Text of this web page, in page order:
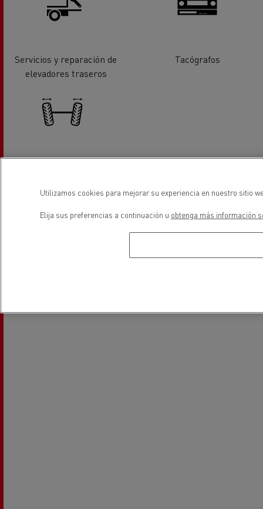
Servicios y reparación de
elevadores traseros
Tacógrafos
ubicación
Utilizamos cookies para mejorar su experiencia en nuestro sitio
Elija sus preferencias a continuación u obtenga más información